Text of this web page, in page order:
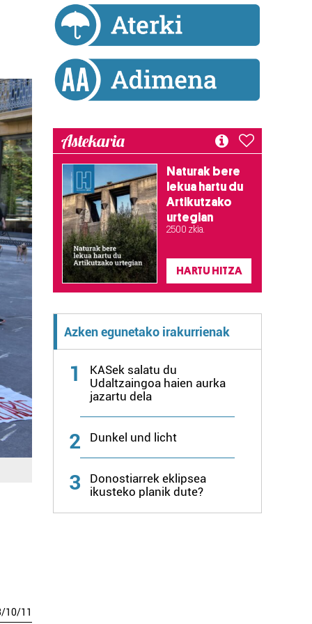
/10/11
Astekaria
Naturak bere
lekua hartu du
Artikutzako
urtegian
2.500 zkia.
HARTU HITZA
Azken egunetako irakurrienak
1
KASek salatu du
Udaltzaingoa haien aurka
jazartu dela
2 Dunkel und licht
3
Donostiarrek eklipsea
ikusteko planik dute?